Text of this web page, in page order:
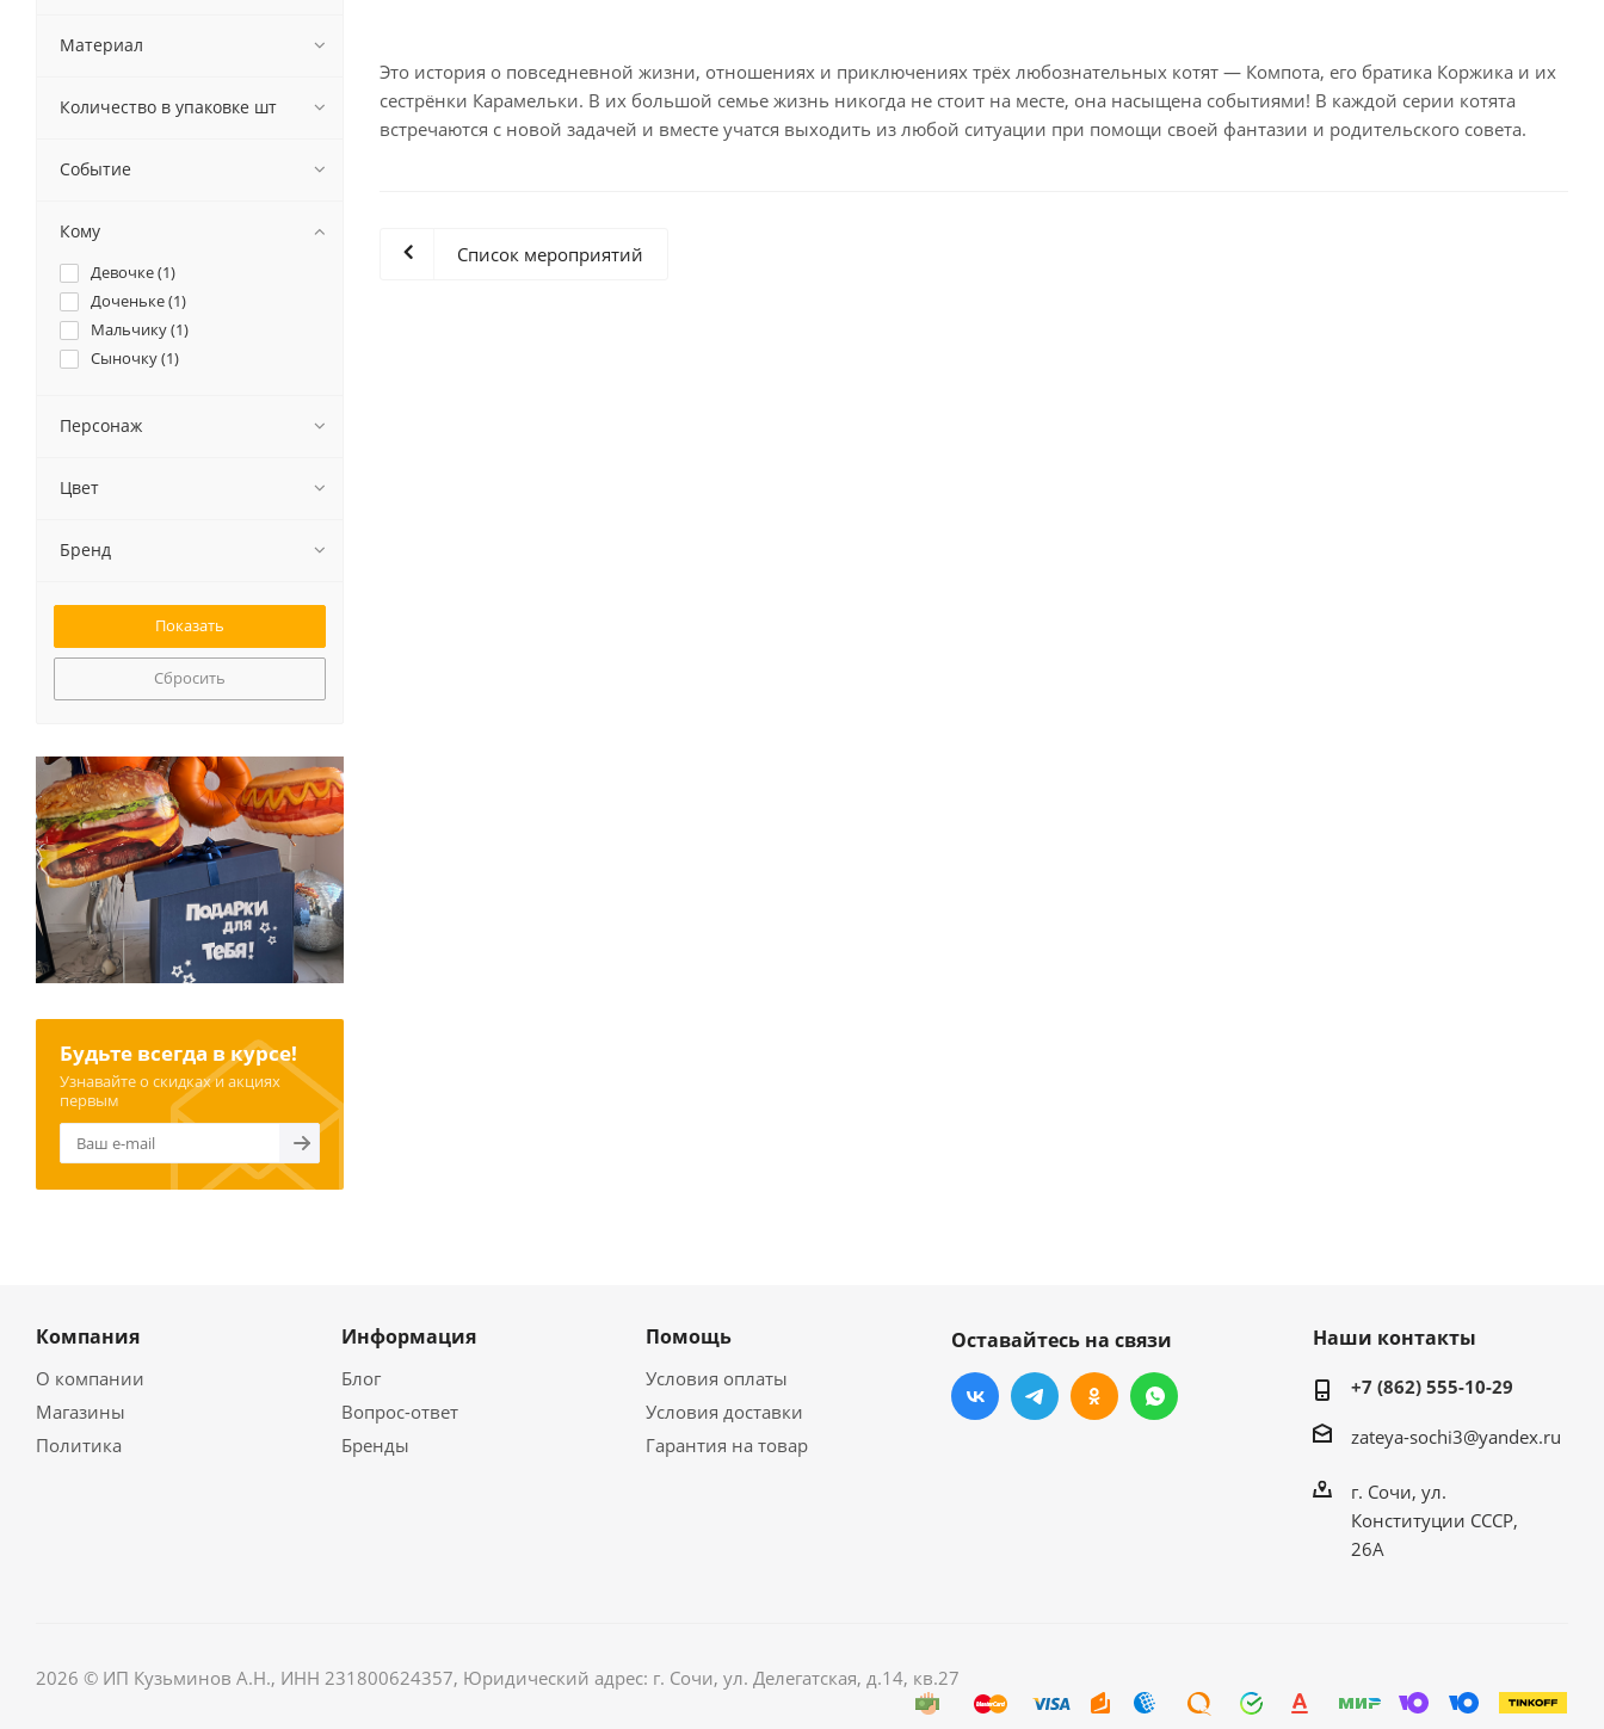
Это история о повседневной жизни, отношениях и приключениях трёх любознательных котят — Компота, его братика Коржика и их
сестрёнки Карамельки. В их большой семье жизнь никогда не стоит на месте, она насыщена событиями! В каждой серии котята
встречаются с новой задачей и вместе учатся выходить из любой ситуации при помощи своей фантазии и родительского совета.
Список мероприятий
Материал
Количество в упаковке шт
Событие
Кому
Девочке (1)
Доченьке (1)
Мальчику (1)
Сыночку (1)
Персонаж
Цвет
Бренд
Сбросить
Будьте всегда в курсе!
Узнавайте о скидках и акциях
первым
Компания
О компании
Магазины
Политика
Информация
Блог
Вопрос-ответ
Бренды
Помощь
Условия оплаты
Условия доставки
Гарантия на товар
Оставайтесь на связи Наши контакты
+7 (862) 555-10-29
zateya-sochi3@yandex.ru
г. Сочи, ул.
Конституции СССР,
26А
2026 © ИП Кузьминов А.Н., ИНН 231800624357, Юридический адрес: г. Сочи, ул. Делегатская, д.14, кв.27